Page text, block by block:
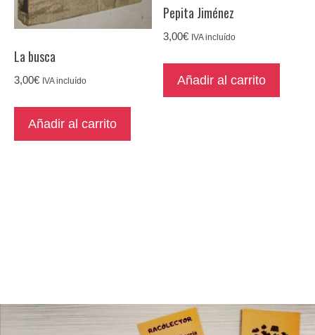
La busca
3,00€ IVA incluído
Añadir al carrito
Pepita Jiménez
3,00€ IVA incluído
Añadir al carrito